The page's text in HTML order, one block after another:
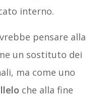
interno.
pensare alla
un sostituto dei
ma come uno
che alla fine